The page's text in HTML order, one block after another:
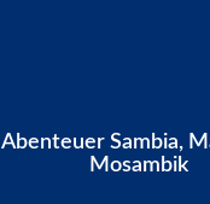
Abenteuer Sambia,
Mosambik